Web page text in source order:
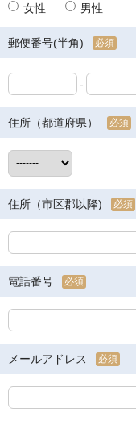
女性 男性
郵便番号(半角) 必須
-
住所（都道府県） 必須
住所（市区郡以降) 必須
電話番号 必須
メールアドレス 必須